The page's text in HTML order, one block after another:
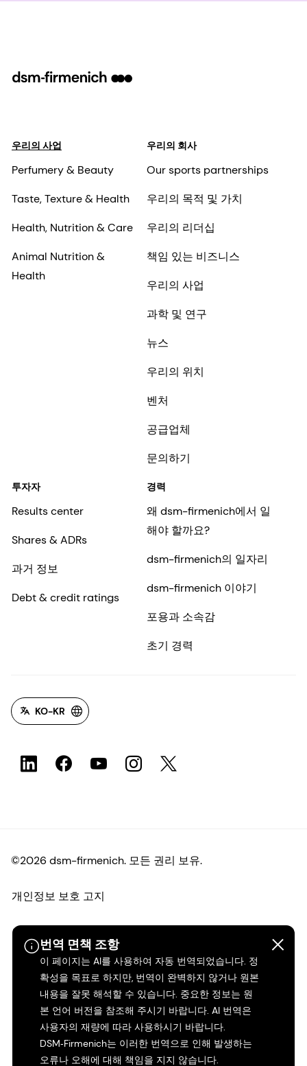
번역 면책 조항
이 페이지는 AI를 사용하여 자동 번역되었습니다. 정
확성을 목표로 하지만, 번역이 완벽하지 않거나 원본
내용을 잘못 해석할 수 있습니다. 중요한 정보는 원
본 언어 버전을 참조해 주시기 바랍니다. AI 번역은
사용자의 재량에 따라 사용하시기 바랍니다.
DSM‑Firmenich는 이러한 번역으로 인해 발생하는
오류나 오해에 대해 책임을 지지 않습니다.
우리의 사업
Perfumery & Beauty
Taste, Texture & Health
Health, Nutrition & Care
Animal Nutrition &
Health
우리의 회사
Our sports partnerships
우리의 목적 및 가치
우리의 리더십
책임 있는 비즈니스
우리의 사업
과학 및 연구
뉴스
우리의 위치
벤처
공급업체
문의하기
투자자
Results center
Shares & ADRs
과거 정보
Debt & credit ratings
경력
왜 dsm-firmenich에서 일
해야 할까요?
dsm-firmenich의 일자리
dsm-firmenich 이야기
포용과 소속감
초기 경력
KO-KR
©2026 dsm-firmenich. 모든 권리 보유.
개인정보 보호 고지
이용 약관
캘리포니아 투명성
접근성 성명서